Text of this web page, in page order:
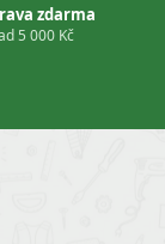
zdarma
5 000 Kč